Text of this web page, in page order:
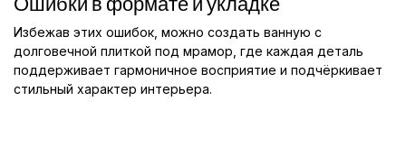
Избежав этих ошибок, можно создать ванную с
долговечной плиткой под мрамор, где каждая деталь
поддерживает гармоничное восприятие и подчёркивает
стильный характер интерьера.